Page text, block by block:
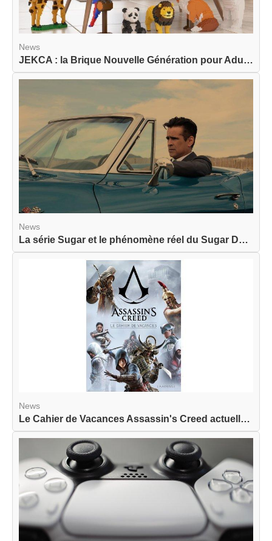
News
JEKCA : la Brique Nouvelle Génération pour Adult...
News
La série Sugar et le phénomène réel du Sugar Dat...
News
Le Cahier de Vacances Assassin's Creed actuellem...